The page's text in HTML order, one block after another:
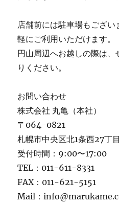
店舗前には駐車場もござ
軽にご利用いただけます。
円山周辺へお越しの際は
りください。
お問い合わせ
株式会社 丸亀（本社）
〒064-0821
札幌市中央区北1条西27丁
受付時間：9:00〜17:00
TEL：011-611-8331
FAX：011-621-5151
Mail：